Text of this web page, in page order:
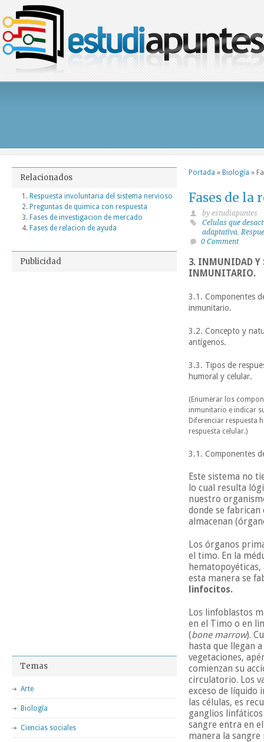
Portada » Biología »
Fases de
by estudiapuntes
Celulas que
adaptativa,
0 Comment
3. INMUNIDAD Y
INMUNITARIO.
3.1. Componentes
inmunitario.
3.2. Concepto y
antígenos.
3.3. Tipos de
humoral y celular.
(Enumerar los
inmunitario e indicar
Diferenciar respuesta
respuesta celular.)
3.1. Componentes
Este sistema no
lo cual resulta
nuestro
donde se
almacenan
Los órganos
el timo. En la
esta manera se
linfocitos.
Los linfoblastos
en el Timo o en
(bone marrow).
hasta que llegan
vegetaciones,
comienzan su
circulatorio. Los
exceso de líquido
las células, es
ganglios
sangre entra en
manera la
Relacionados
Respuesta involuntaria del sistema nervioso
Preguntas de quimica con respuesta
Fases de investigacion de mercado
Fases de relacion de ayuda
Publicidad
Temas
Arte
Biología
Ciencias sociales